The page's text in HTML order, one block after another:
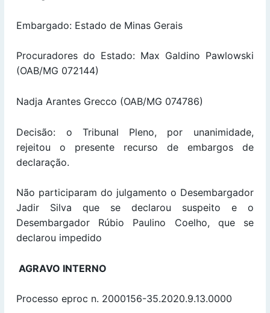
Embargado: Estado de Minas Gerais
Procuradores do Estado: Max Galdino Pawlowski
(OAB/MG 072144)
Nadja Arantes Grecco (OAB/MG 074786)
Decisão: o Tribunal Pleno, por unanimidade,
rejeitou o presente recurso de embargos de
declaração.
Não participaram do julgamento o Desembargador
Jadir Silva que se declarou suspeito e o
Desembargador Rúbio Paulino Coelho, que se
declarou impedido
AGRAVO INTERNO
Processo eproc n. 2000156-35.2020.9.13.0000